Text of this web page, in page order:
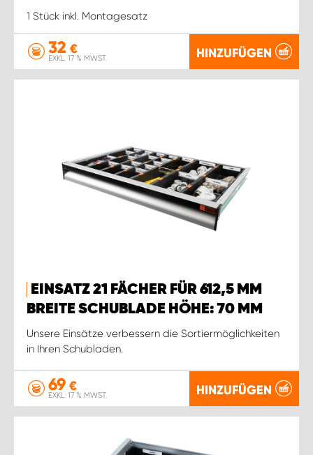
1 Stück inkl. Montagesatz
32 €
EXKL. 17 % MWST. HINZUFÜGEN
EINSATZ 21 FÄCHER FÜR 612,5 MM
BREITE SCHUBLADE HÖHE: 70 MM
Unsere Einsätze verbessern die Sortiermöglichkeiten
in Ihren Schubladen.
69 €
EXKL. 17 % MWST. HINZUFÜGEN